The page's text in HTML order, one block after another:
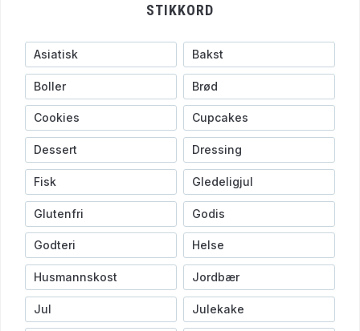
STIKKORD
Asiatisk Bakst
Boller Brød
Cookies Cupcakes
Dessert Dressing
Fisk Gledeligjul
Glutenfri Godis
Godteri Helse
Husmannskost Jordbær
Jul Julekake